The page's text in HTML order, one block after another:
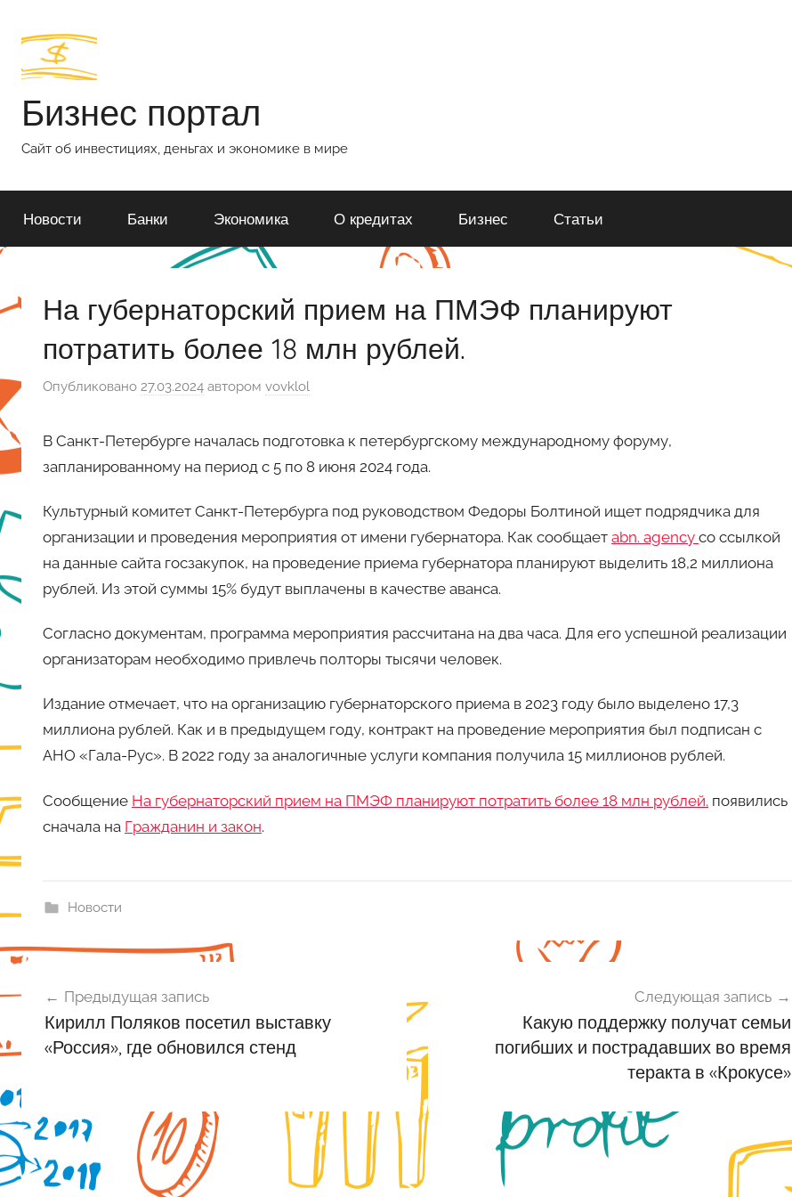
содержимому
Бизнес портал
Сайт об инвестициях, деньгах и экономике в мире
Новости Банки Экономика О кредитах Бизнес Статьи
На губернаторский прием на ПМЭФ планируют
потратить более 18 млн рублей.
Опубликовано 27.03.2024 автором vovklol
В Санкт-Петербурге началась подготовка к петербургскому международному форуму,
запланированному на период с 5 по 8 июня 2024 года.
Культурный комитет Санкт-Петербурга под руководством Федоры Болтиной ищет подрядчика для
организации и проведения мероприятия от имени губернатора. Как сообщает abn. agency со ссылкой
на данные сайта госзакупок, на проведение приема губернатора планируют выделить 18,2 миллиона
рублей. Из этой суммы 15% будут выплачены в качестве аванса.
Согласно документам, программа мероприятия рассчитана на два часа. Для его успешной реализации
организаторам необходимо привлечь полторы тысячи человек.
Издание отмечает, что на организацию губернаторского приема в 2023 году было выделено 17,3
миллиона рублей. Как и в предыдущем году, контракт на проведение мероприятия был подписан с
АНО «Гала-Рус». В 2022 году за аналогичные услуги компания получила 15 миллионов рублей.
Сообщение На губернаторский прием на ПМЭФ планируют потратить более 18 млн рублей. появились
сначала на Гражданин и закон.
Новости
по
записям
Предыдущая запись
Кирилл Поляков посетил выставку
«Россия», где обновился стенд
Следующая запись
Какую поддержку получат семьи
погибших и пострадавших во время
теракта в «Крокусе»